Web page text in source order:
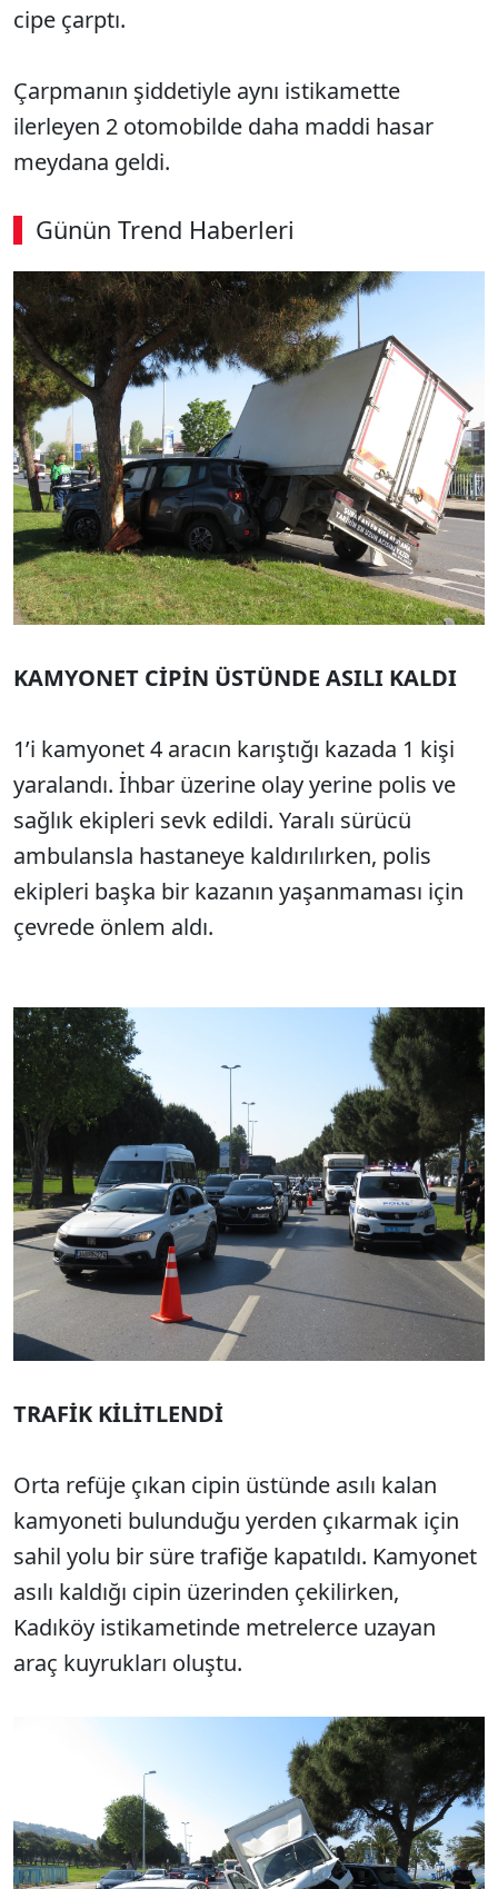
cipe çarptı.
Çarpmanın şiddetiyle aynı istikamette
ilerleyen 2 otomobilde daha maddi hasar
meydana geldi.
Günün Trend Haberleri
KAMYONET CİPİN ÜSTÜNDE ASILI KALDI
1’i kamyonet 4 aracın karıştığı kazada 1 kişi
yaralandı. İhbar üzerine olay yerine polis ve
sağlık ekipleri sevk edildi. Yaralı sürücü
ambulansla hastaneye kaldırılırken, polis
ekipleri başka bir kazanın yaşanmaması için
çevrede önlem aldı.
TRAFİK KİLİTLENDİ
Orta refüje çıkan cipin üstünde asılı kalan
kamyoneti bulunduğu yerden çıkarmak için
sahil yolu bir süre trafiğe kapatıldı. Kamyonet
asılı kaldığı cipin üzerinden çekilirken,
Kadıköy istikametinde metrelerce uzayan
araç kuyrukları oluştu.